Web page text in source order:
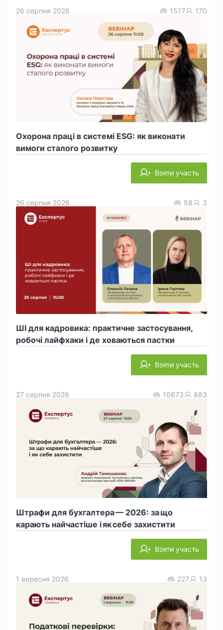
Охорона праці в системі ESG: як виконати
вимоги сталого розвитку
26 серпня 2026 1517 170
Взяти участь
ШІ для кадровика: практичне застосування,
робочі лайфхаки і де ховаються пастки
26 серпня 2026 58 3
Взяти участь
Штрафи для бухгалтера — 2026: за що
карають найчастіше і як себе захистити
27 серпня 2026 10673 883
Взяти участь
1 вересня 2026 227 13